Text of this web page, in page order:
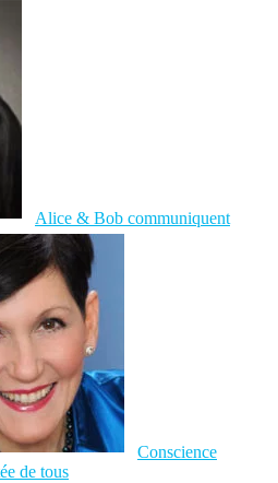
Alice & Bob communiquent
Conscience
de tous